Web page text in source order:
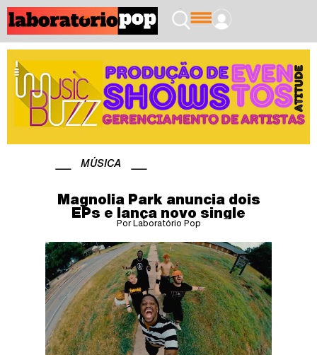
MÚSICA
Magnolia Park anuncia dois
EPs e lança novo single
Por Laboratório Pop